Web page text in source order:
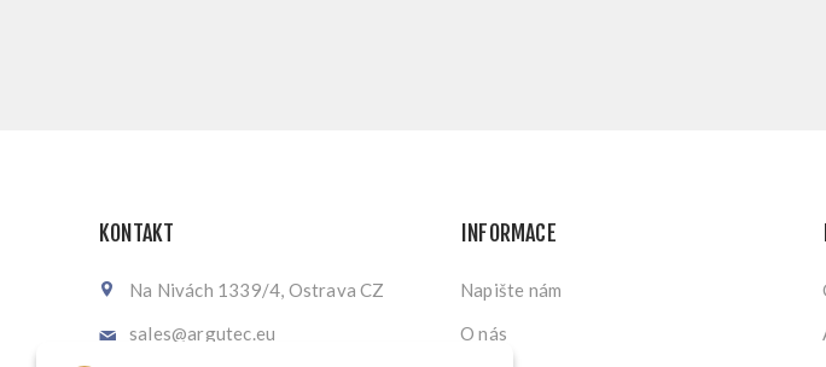
KONTAKT
Na Nivách 1339/4, Ostrava CZ
sales@argutec.eu
INFORMACE
Napište nám
O nás